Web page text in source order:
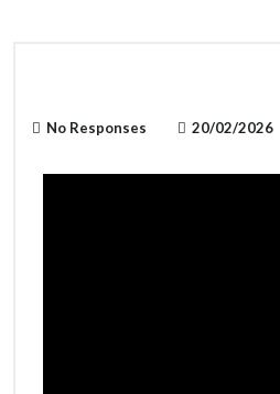
No Responses 20/02/2026